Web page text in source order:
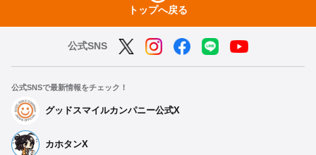
トップへ戻る
公式SNS
公式SNSで最新情報をチェック！
グッドスマイルカンパニー公式X
カホタンX